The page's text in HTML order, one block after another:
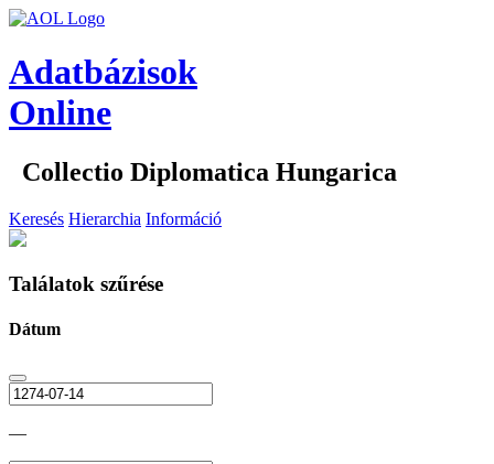
Adatbázisok
Online
Collectio Diplomatica Hungarica
Keresés Hierarchia Információ
Találatok szűrése
Dátum
—